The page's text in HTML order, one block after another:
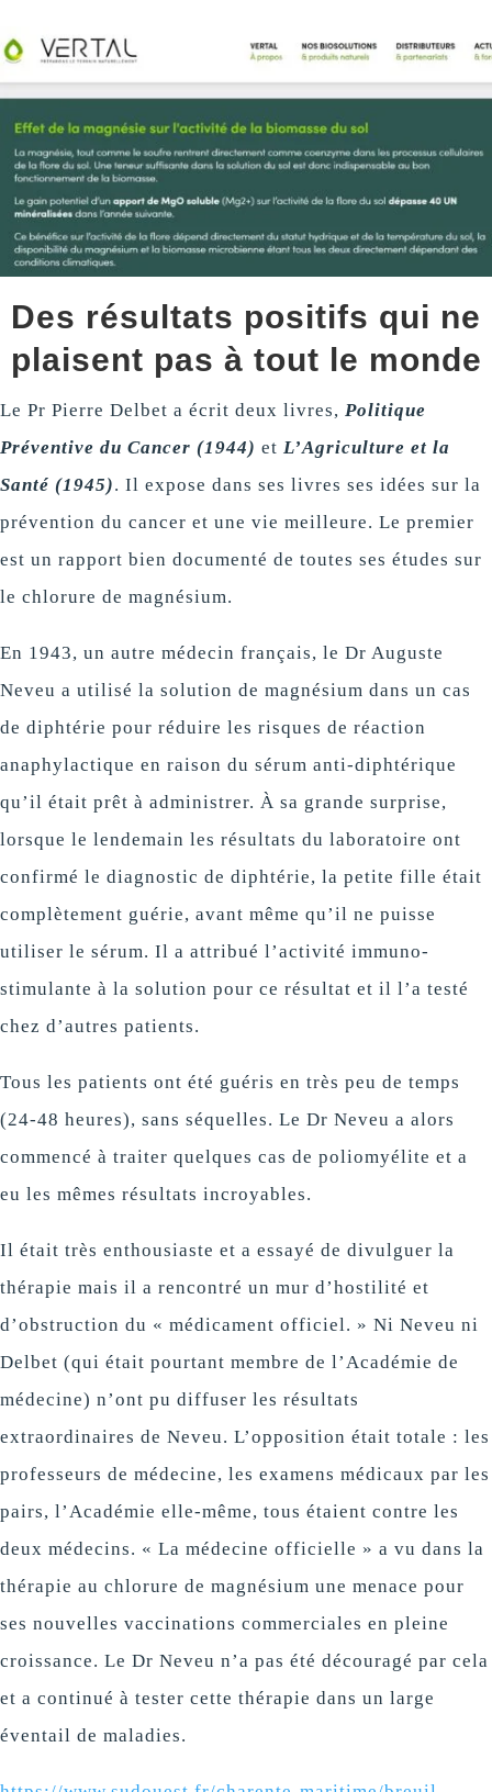
Des résultats positifs qui ne
plaisent pas à tout le monde
Le Pr Pierre Delbet a écrit deux livres, Politique
Préventive du Cancer (1944) et L’Agriculture et la
Santé (1945). Il expose dans ses livres ses idées sur la
prévention du cancer et une vie meilleure. Le premier
est un rapport bien documenté de toutes ses études sur
le chlorure de magnésium.
En 1943, un autre médecin français, le Dr Auguste
Neveu a utilisé la solution de magnésium dans un cas
de diphtérie pour réduire les risques de réaction
anaphylactique en raison du sérum anti-diphtérique
qu’il était prêt à administrer. À sa grande surprise,
lorsque le lendemain les résultats du laboratoire ont
confirmé le diagnostic de diphtérie, la petite fille était
complètement guérie, avant même qu’il ne puisse
utiliser le sérum. Il a attribué l’activité immuno-
stimulante à la solution pour ce résultat et il l’a testé
chez d’autres patients.
Tous les patients ont été guéris en très peu de temps
(24-48 heures), sans séquelles. Le Dr Neveu a alors
commencé à traiter quelques cas de poliomyélite et a
eu les mêmes résultats incroyables.
Il était très enthousiaste et a essayé de divulguer la
thérapie mais il a rencontré un mur d’hostilité et
d’obstruction du « médicament officiel. » Ni Neveu ni
Delbet (qui était pourtant membre de l’Académie de
médecine) n’ont pu diffuser les résultats
extraordinaires de Neveu. L’opposition était totale : les
professeurs de médecine, les examens médicaux par les
pairs, l’Académie elle-même, tous étaient contre les
deux médecins. « La médecine officielle » a vu dans la
thérapie au chlorure de magnésium une menace pour
ses nouvelles vaccinations commerciales en pleine
croissance. Le Dr Neveu n’a pas été découragé par cela
et a continué à tester cette thérapie dans un large
éventail de maladies.